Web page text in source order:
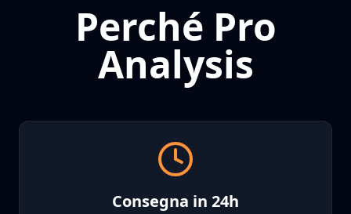
Perché Pro
Analysis
Consegna in 24h